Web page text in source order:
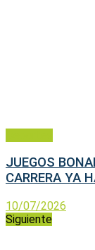
JUEGOS
CARRERA YA
10/07/2026
Siguiente